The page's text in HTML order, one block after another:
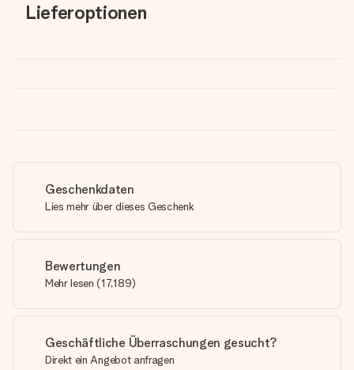
Lieferoptionen
Geschenkdaten
Lies mehr über dieses Geschenk
Bewertungen
Mehr lesen (17,189)
Geschäftliche Überraschungen gesucht?
Direkt ein Angebot anfragen